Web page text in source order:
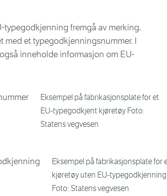
typegodkjenning fremgå av merking.
med et typegodkjenningsnummer. I
inneholde informasjon om EU-
Eksempel på fabrikasjonsplate for et
EU-typegodkjent kjøretøy Foto:
Statens vegvesen
Eksempel på fabrikasjonsplate for
kjøretøy uten EU-typegodkjenning
Foto: Statens vegvesen